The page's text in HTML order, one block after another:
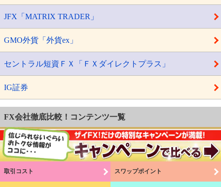
JFX「MATRIX TRADER」
GMO外貨「外貨ex」
セントラル短資ＦＸ「ＦＸダイレクトプラス」
IG証券
FX会社徹底比較！コンテンツ一覧
取引コスト スワップポイント